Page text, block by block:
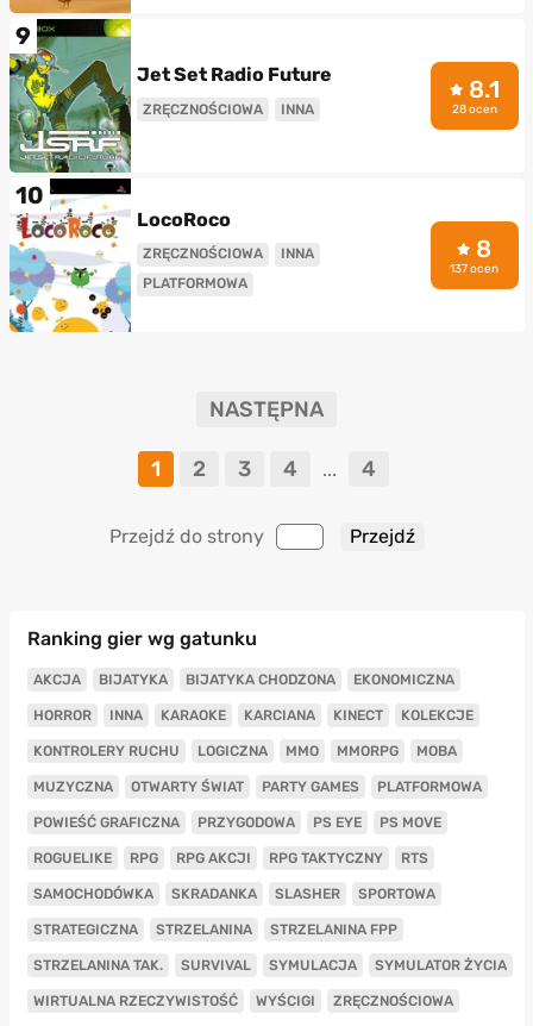
9
Jet Set Radio Future
ZRĘCZNOŚCIOWA INNA
8.1
28 ocen
10
LocoRoco
ZRĘCZNOŚCIOWA
INNA
PLATFORMOWA
8
137 ocen
NASTĘPNA
1 2 3 4 ... 4
Przejdź do strony
Ranking gier wg gatunku
AKCJA BIJATYKA BIJATYKA CHODZONA EKONOMICZNA
HORROR INNA KARAOKE KARCIANA KINECT KOLEKCJE
KONTROLERY RUCHU LOGICZNA MMO MMORPG MOBA
MUZYCZNA OTWARTY ŚWIAT PARTY GAMES PLATFORMOWA
POWIEŚĆ GRAFICZNA PRZYGODOWA PS EYE PS MOVE
ROGUELIKE RPG RPG AKCJI RPG TAKTYCZNY RTS
SAMOCHODÓWKA SKRADANKA SLASHER SPORTOWA
STRATEGICZNA STRZELANINA STRZELANINA FPP
STRZELANINA TAK. SURVIVAL SYMULACJA SYMULATOR ŻYCIA
WIRTUALNA RZECZYWISTOŚĆ WYŚCIGI ZRĘCZNOŚCIOWA